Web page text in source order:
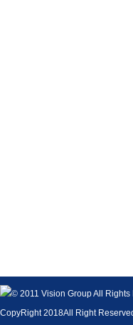
© 2011 Vision Group All Rights
CopyRight 2018All Right